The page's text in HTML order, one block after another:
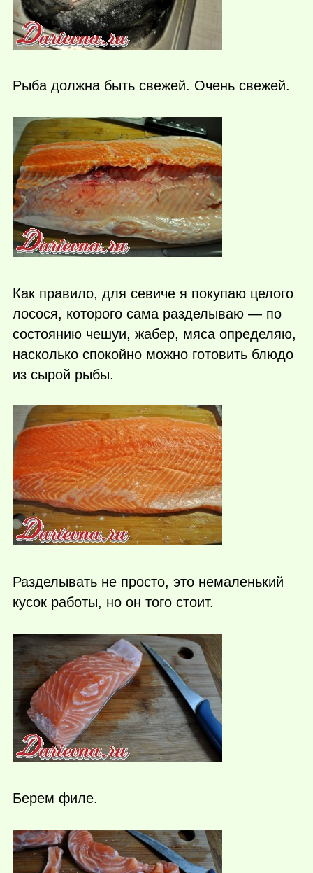
Рыба должна быть свежей. Очень свежей.
Как правило, для севиче я покупаю целого
лосося, которого сама разделываю — по
состоянию чешуи, жабер, мяса определяю,
насколько спокойно можно готовить блюдо
из сырой рыбы.
Разделывать не просто, это немаленький
кусок работы, но он того стоит.
Берем филе.